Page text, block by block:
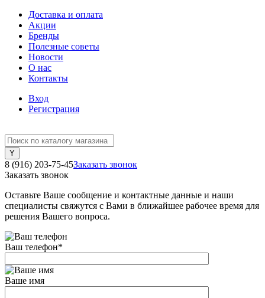
Доставка и оплата
Акции
Бренды
Полезные советы
Новости
О нас
Контакты
Вход
Регистрация
8 (916) 203-75-45Заказать звонок
Заказать звонок
Оставьте Ваше сообщение и контактные данные и наши
специалисты свяжутся с Вами в ближайшее рабочее время для
решения Вашего вопроса.
Ваш телефон*
Ваше имя